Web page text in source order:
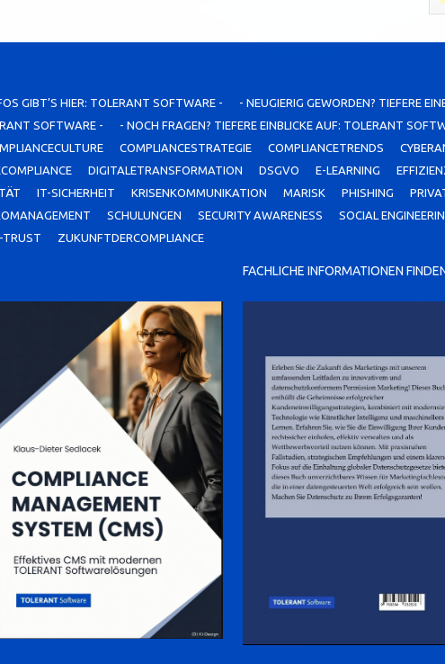
GIBT’S HIER: TOLERANT SOFTWARE -
- NEUGIERIG GEWORDEN? TIEFERE
SOFTWARE -
- NOCH FRAGEN? TIEFERE EINBLICKE AUF: TOLERANT
COMPLIANCESTRATEGIE COMPLIANCETRENDS
DIGITALETRANSFORMATION DSGVO E-LEARNING
IT-SICHERHEIT KRISENKOMMUNIKATION MARISK PHISHING
SCHULUNGEN SECURITY AWARENESS SOCIAL
TRUST ZUKUNFTDERCOMPLIANCE
FACHLICHE INFORMATIONEN